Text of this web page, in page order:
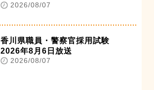
2026/08/07
香川県職員・警察官採用試験
2026年8月6日放送
2026/08/07